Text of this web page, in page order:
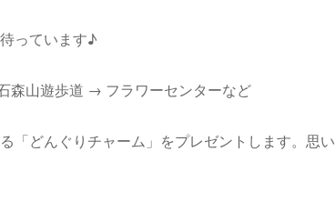
っています♪
森山遊歩道 → フラワーセンターなど
「どんぐりチャーム」をプレゼントします。思い